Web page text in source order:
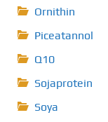
Ornithin
Piceatannol
Q10
Sojaprotein
Soya